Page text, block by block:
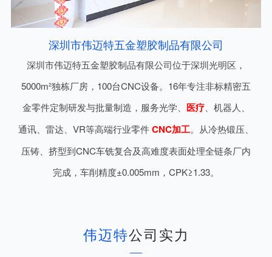
深圳市伟迈特五金塑胶制品有限公司
深圳市伟迈特五金塑胶制品有限公司位于深圳光明区，
5000m²独栋厂房，100台CNC设备。16年专注非标精密五
金零件定制研发与批量制造，服务光学、 医疗、机器人、
通讯、雷达、VR等高端行业零件CNC加工。从冷热锻压、
压铸、挤型到CNC车铣复合及高难度表面处理全链条厂内
完成，车削精度±0.005mm，CPK≥1.33。
伟迈特公司实力